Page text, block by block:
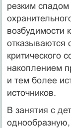
резким спадом
возбудимости
отказываются
критического
накоплением
и тем более
источников.
В занятия с